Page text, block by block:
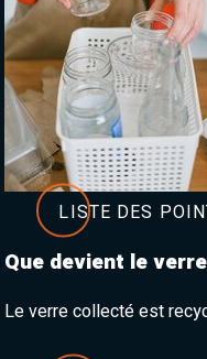
LISTE DES
Que devient le
Le verre collecté est